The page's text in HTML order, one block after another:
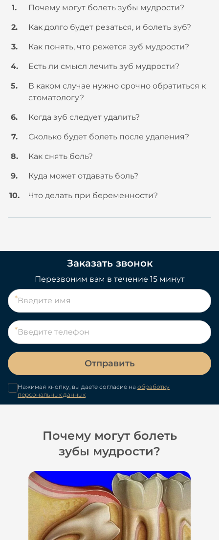
Почему могут болеть зубы мудрости?
Как долго будет резаться, и болеть зуб?
Как понять, что режется зуб мудрости?
Есть ли смысл лечить зуб мудрости?
В каком случае нужно срочно обратиться к
стоматологу?
Когда зуб следует удалить?
Сколько будет болеть после удаления?
Как снять боль?
Куда может отдавать боль?
Что делать при беременности?
Заказать звонок
Перезвоним вам в течение 15 минут
Отправить
Нажимая кнопку, вы даете согласие на обработку
персональных данных
Почему могут болеть
зубы мудрости?